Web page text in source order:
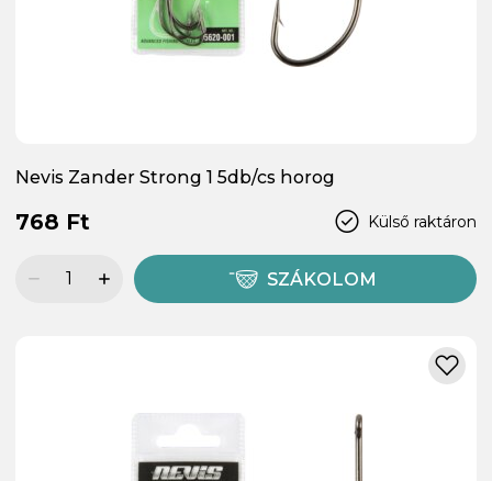
Nevis Zander Strong 1 5db/cs horog
Külső raktáron
768 Ft
SZÁKOLOM